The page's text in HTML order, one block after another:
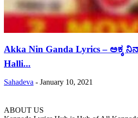
Akka Nin Ganda Lyrics – ಅಕ್ಕ
Halli...
Sahadeva - January 10, 2021
ABOUT US